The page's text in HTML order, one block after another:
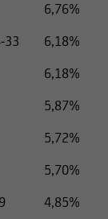
6,76%
33
6,18%
6,18%
5,87%
5,72%
5,70%
4,85%